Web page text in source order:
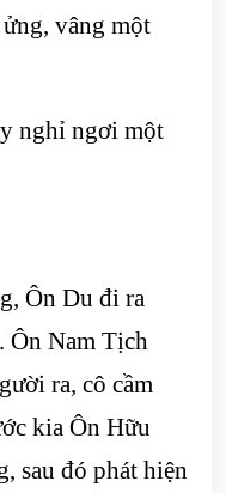
vâng một
nghỉ ngơi một
Ôn Du đi ra
Ôn Nam Tịch
ra, cô cầm
kia Ôn Hữu
sau đó phát hiện